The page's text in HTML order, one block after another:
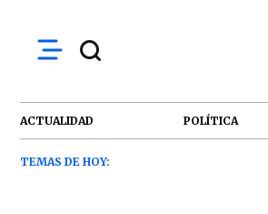
ACTUALIDAD POLÍTICA
TEMAS DE HOY: